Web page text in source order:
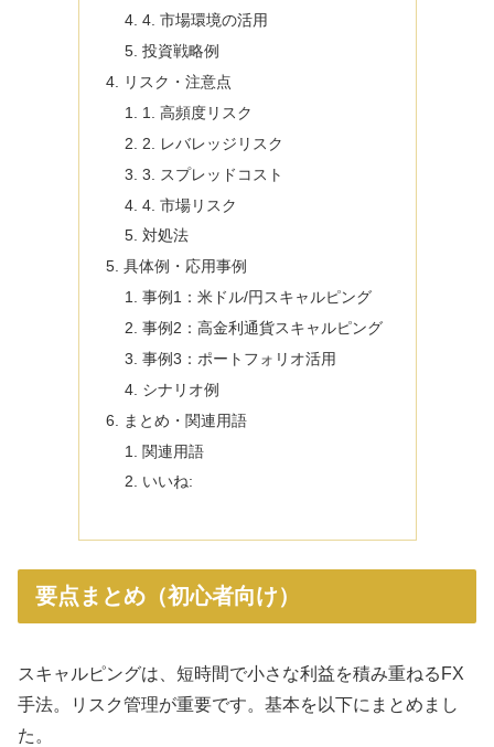
4. 市場環境の活用
投資戦略例
リスク・注意点
1. 高頻度リスク
2. レバレッジリスク
3. スプレッドコスト
4. 市場リスク
対処法
具体例・応用事例
事例1：米ドル/円スキャルピング
事例2：高金利通貨スキャルピング
事例3：ポートフォリオ活用
シナリオ例
まとめ・関連用語
関連用語
いいね:
要点まとめ（初心者向け）
スキャルピングは、短時間で小さな利益を積み重ねるFX
手法。リスク管理が重要です。基本を以下にまとめまし
た。